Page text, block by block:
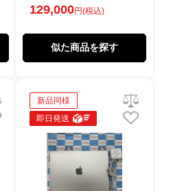
129,000円(税込)
似た商品を探す
新品同様
即日発送